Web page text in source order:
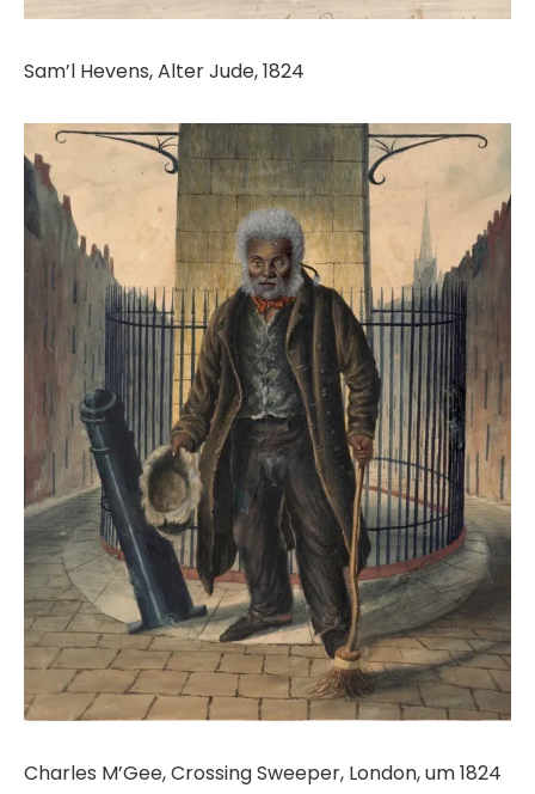
Sam’l Hevens, Alter Jude, 1824
Charles M’Gee, Crossing Sweeper, London, um 1824